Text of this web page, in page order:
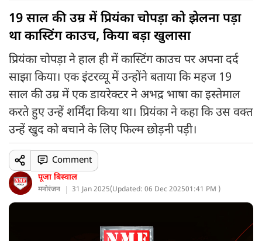
19 साल की उम्र में प्रियंका चोपड़ा को झेलना पड़ा
था कास्टिंग काउच, किया बड़ा खुलासा
प्रियंका चोपड़ा ने हाल ही में कास्टिंग काउच पर अपना दर्द
साझा किया। एक इंटरव्यू में उन्होंने बताया कि महज 19
साल की उम्र में एक डायरेक्टर ने अभद्र भाषा का इस्तेमाल
करते हुए उन्हें शर्मिंदा किया था। प्रियंका ने कहा कि उस वक्त
उन्हें खुद को बचाने के लिए फिल्म छोड़नी पड़ी।
पूजा बिस्वाल
मनोरंजन 31 Jan 2025(Updated: 06 Dec 202501:41 PM )
Comment